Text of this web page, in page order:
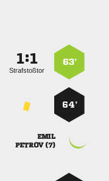
63’
:
Strafstoßtor
64’

 